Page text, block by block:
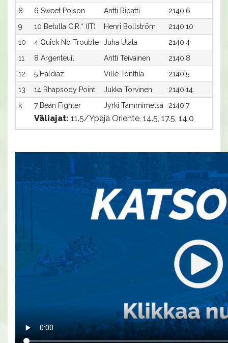
8 6 Sweet Poison Antti Ripatti 2140:6
9
10 Betulla C.R.* (IT) Henri Bollström 2140:10
10
4 Quick No Trouble Juha Utala 2140:4
11
8 Argenteuil Antti Teivainen 2140:8
12
5 Haldiaz Ville Tonttila 2140:5
13
14 Rhapsody Point Jukka Torvinen 2140:14
k
7 Bean Fighter Jyrki Tammimetsä 2140:7
Väliajat: 11.5/Ypäjä Oriente, 14.5, 17.5, 14.0